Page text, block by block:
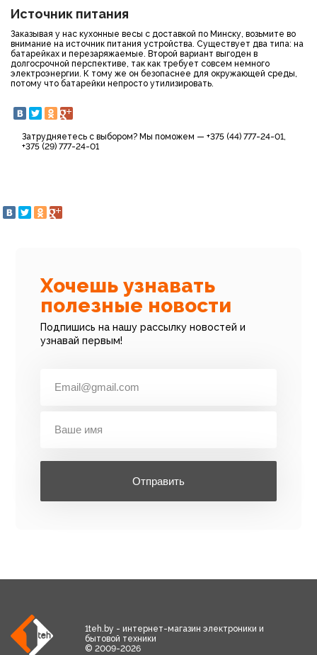
Источник питания
Заказывая у нас кухонные весы с доставкой по Минску, возьмите во
внимание на источник питания устройства. Существует два типа: на
батарейках и перезаряжаемые. Второй вариант выгоден в
долгосрочной перспективе, так как требует совсем немного
электроэнергии. К тому же он безопаснее для окружающей среды,
потому что батарейки непросто утилизировать.
Затрудняетесь с выбором? Мы поможем — +375 (44) 777-24-01,
+375 (29) 777-24-01
Хочешь узнавать
полезные новости
Подпишись на нашу рассылку новостей и
узнавай первым!
Отправить
1teh.by - интернет-магазин электроники и
бытовой техники
© 2009-2026